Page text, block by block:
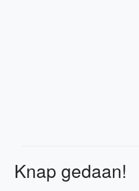
Knap gedaan!